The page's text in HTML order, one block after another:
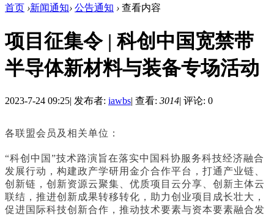
首页 ›新闻通知› 公告通知 › 查看内容
项目征集令 | 科创中国宽禁带
半导体新材料与装备专场活动
2023-7-24 09:25| 发布者: iawbs| 查看: 3014| 评论: 0
各联盟会员及相关单位：
“科创中国”技术路演旨在落实中国科协服务科技经济融合
发展行动，构建政产学研用金介合作平台，打通产业链、
创新链，创新资源云聚集、优质项目云分享、创新主体云
联结，推进创新成果转移转化，助力创业项目成长壮大，
促进国际科技创新合作，推动技术要素与资本要素融合发